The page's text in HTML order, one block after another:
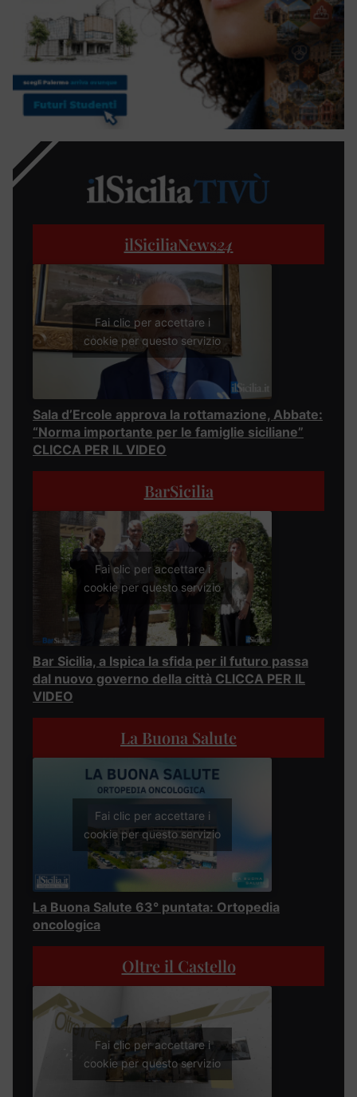
ilSiciliaNews24
Fai clic per accettare i
cookie per questo servizio
Sala d’Ercole approva la rottamazione, Abbate:
“Norma importante per le famiglie siciliane”
CLICCA PER IL VIDEO
BarSicilia
Fai clic per accettare i
cookie per questo servizio
Bar Sicilia, a Ispica la sfida per il futuro passa
dal nuovo governo della città CLICCA PER IL
VIDEO
La Buona Salute
Fai clic per accettare i
cookie per questo servizio
La Buona Salute 63° puntata: Ortopedia
oncologica
Oltre il Castello
Fai clic per accettare i
cookie per questo servizio